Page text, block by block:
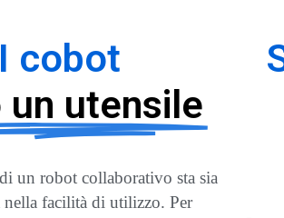
I cobot
un utensile
un robot collaborativo sta sia
nella facilità di utilizzo. Per